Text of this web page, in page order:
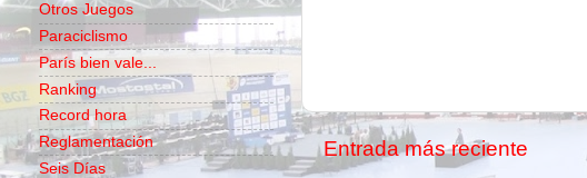
Entrada más reciente
Otros Juegos
Paraciclismo
París bien vale...
Ranking
Record hora
Reglamentación
Seis Días